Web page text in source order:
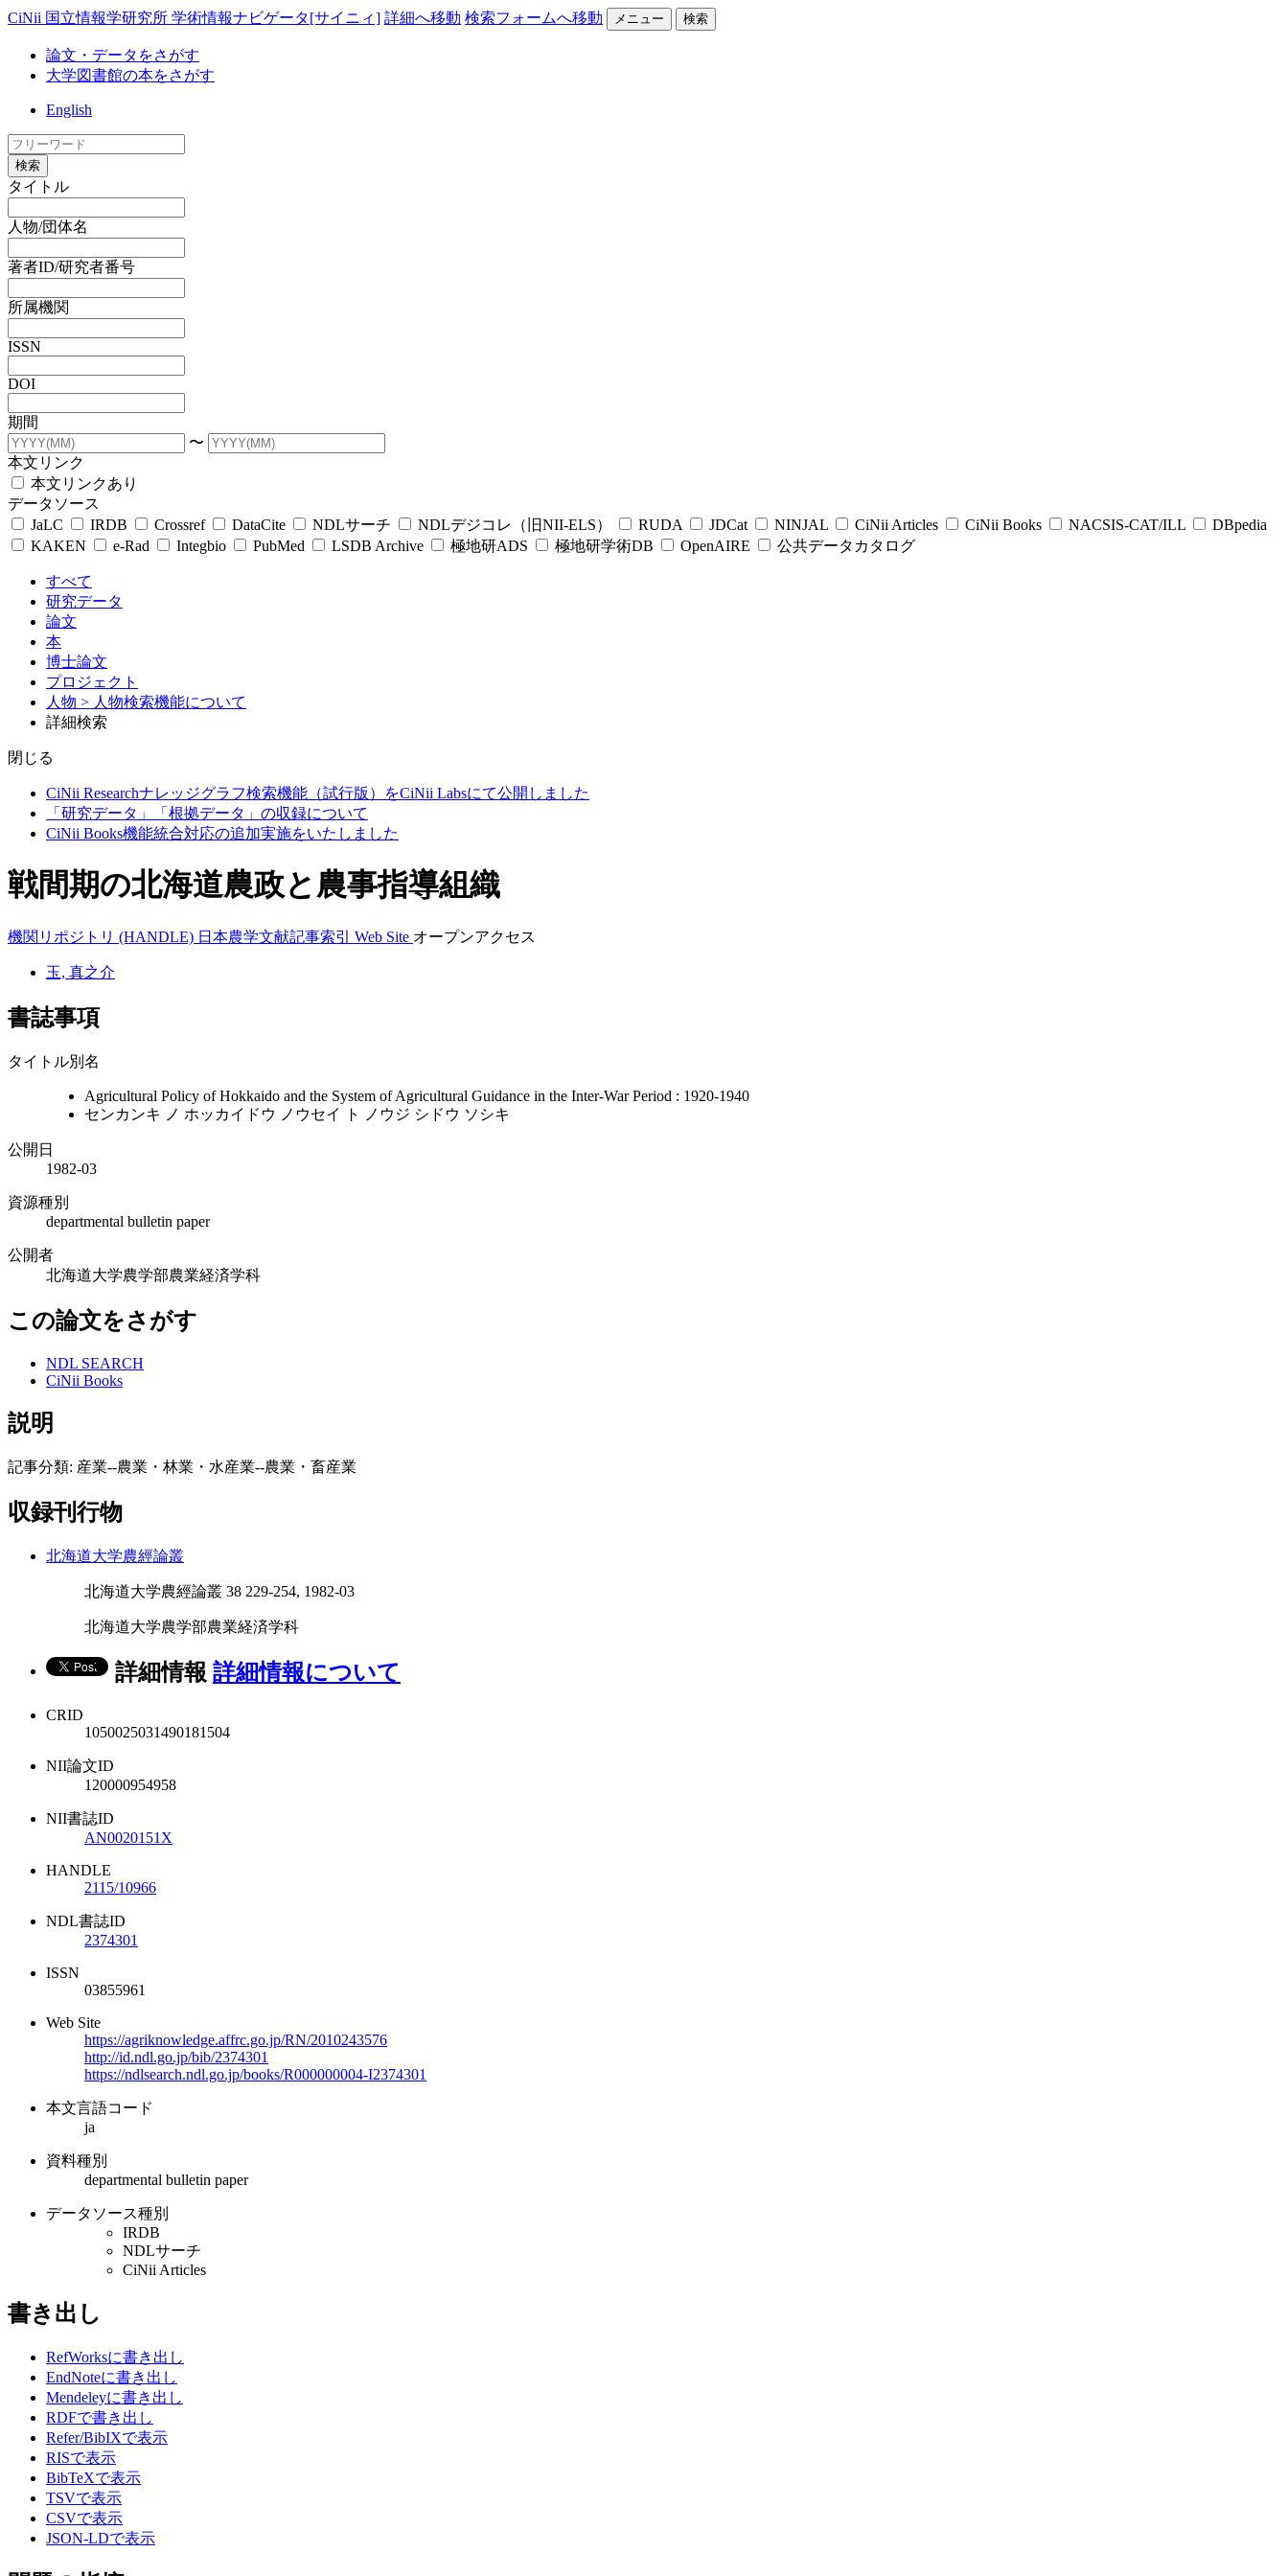
CiNii 国立情報学研究所 学術情報ナビゲータ[サイニィ] 詳細へ移動 検索フォームへ移動 メニュー 検索
論文・データをさがす
大学図書館の本をさがす
English
検索
タイトル
人物/団体名
著者ID/研究者番号
所属機関
ISSN
DOI
期間
〜
本文リンク
本文リンクあり
データソース
JaLC
IRDB Crossref DataCite NDLサーチ NDLデジコレ（旧NII-ELS） RUDA JDCat NINJAL CiNii Articles CiNii Books NACSIS-CAT/ILL
DBpedia
KAKEN
e-Rad Integbio PubMed LSDB Archive 極地研ADS 極地研学術DB OpenAIRE 公共データカタログ
すべて
研究データ
論文
本
博士論文
プロジェクト
人物 > 人物検索機能について
詳細検索
閉じる
CiNii Researchナレッジグラフ検索機能（試行版）をCiNii Labsにて公開しました
「研究データ」「根拠データ」の収録について
CiNii Books機能統合対応の追加実施をいたしました
戦間期の北海道農政と農事指導組織
機関リポジトリ (HANDLE) 日本農学文献記事索引 Web Site オープンアクセス
玉, 真之介
書誌事項
タイトル別名
Agricultural Policy of Hokkaido and the System of Agricultural Guidance in the Inter-War Period : 1920-1940
センカンキ ノ ホッカイドウ ノウセイ ト ノウジ シドウ ソシキ
公開日
1982-03
資源種別
departmental bulletin paper
公開者
北海道大学農学部農業経済学科
この論文をさがす
NDL SEARCH
CiNii Books
説明
記事分類: 産業--農業・林業・水産業--農業・畜産業
収録刊行物
北海道大学農經論叢
北海道大学農經論叢 38 229-254, 1982-03
北海道大学農学部農業経済学科
詳細情報 詳細情報について
CRID
1050025031490181504
NII論文ID
120000954958
NII書誌ID
AN0020151X
HANDLE
2115/10966
NDL書誌ID
2374301
ISSN
03855961
Web Site
https://agriknowledge.affrc.go.jp/RN/2010243576
http://id.ndl.go.jp/bib/2374301
https://ndlsearch.ndl.go.jp/books/R000000004-I2374301
本文言語コード
ja
資料種別
departmental bulletin paper
データソース種別
IRDB
NDLサーチ
CiNii Articles
書き出し
RefWorksに書き出し
EndNoteに書き出し
Mendeleyに書き出し
RDFで書き出し
Refer/BibIXで表示
RISで表示
BibTeXで表示
TSVで表示
CSVで表示
JSON-LDで表示